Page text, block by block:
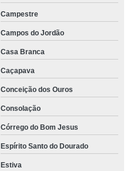
Campestre
Campos do Jordão
Casa Branca
Caçapava
Conceição dos Ouros
Consolação
Córrego do Bom Jesus
Espírito Santo do Dourado
Estiva